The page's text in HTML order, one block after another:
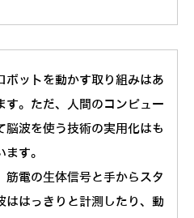
ボットを動かす取り組みはあ
す。ただ、人間のコンピュー
脳波を使う技術の実用化はも
す。
筋電の生体信号と手からスタ
ははっきりと計測したり、動